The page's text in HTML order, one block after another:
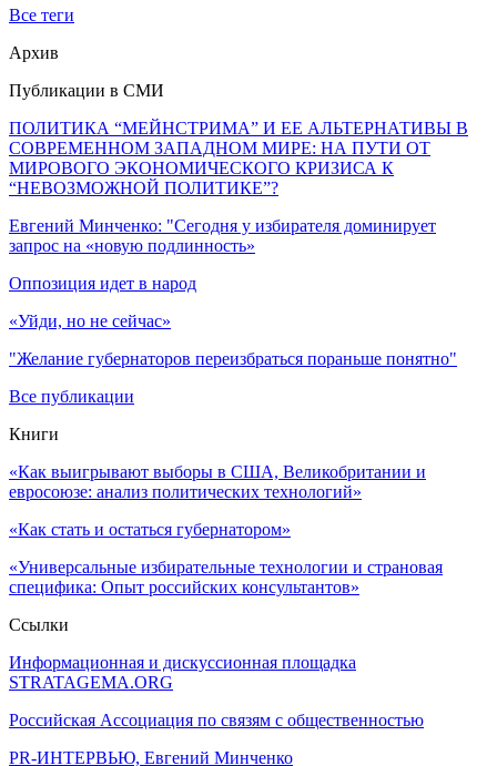
Все теги
Архив
Публикации в СМИ
ПОЛИТИКА “МЕЙНСТРИМА” И ЕЕ АЛЬТЕРНАТИВЫ В
СОВРЕМЕННОМ ЗАПАДНОМ МИРЕ: НА ПУТИ ОТ
МИРОВОГО ЭКОНОМИЧЕСКОГО КРИЗИСА К
“НЕВОЗМОЖНОЙ ПОЛИТИКЕ”?
Евгений Минченко: "Сегодня у избирателя доминирует
запрос на «новую подлинность»
Оппозиция идет в народ
«Уйди, но не сейчас»
"Желание губернаторов переизбраться пораньше понятно"
Все публикации
Книги
«Как выигрывают выборы в США, Великобритании и
евросоюзе: анализ политических технологий»
«Как стать и остаться губернатором»
«Универсальные избирательные технологии и страновая
специфика: Опыт российских консультантов»
Ссылки
Информационная и дискуссионная площадка
STRATAGEMA.ORG
Российская Ассоциация по связям с общественностью
PR-ИНТЕРВЬЮ, Евгений Минченко